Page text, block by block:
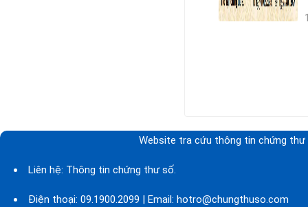
Website tra cứu thông tin chứng
Liên hệ: Thông tin chứng thư số.
Điện thoại: 09.1900.2099 | Email: hotro@chungthuso.com